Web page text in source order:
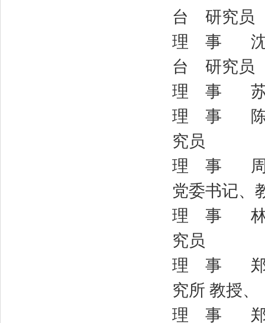
台 研究员
理 事 沈
台 研究员
理 事 苏
理 事 陈
究员
理 事 周
党委书记、
理 事 林
究员
理 事 郑
究所 教授、
理 事 郑